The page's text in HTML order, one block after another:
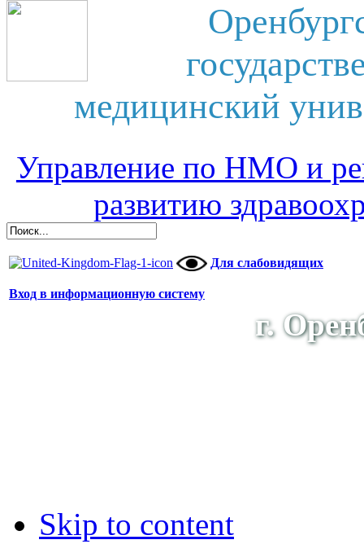
медицинский
Управление по НМО и
развитию
Для слабовидящих
Вход в информационную систему
г.
Skip to content